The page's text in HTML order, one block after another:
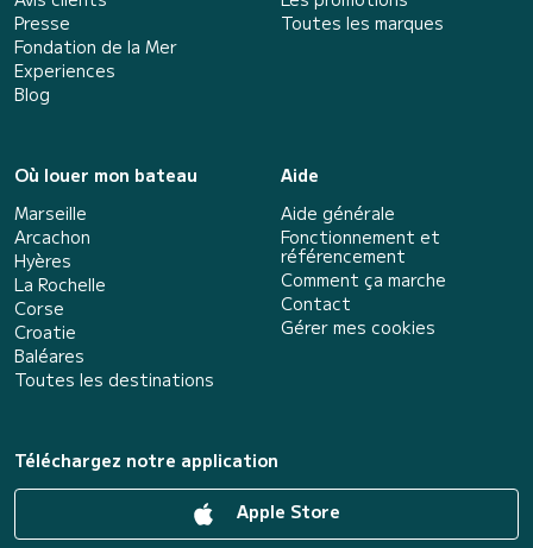
Presse
Fondation de la Mer
Experiences
Blog
Toutes les marques
Où louer mon bateau
Marseille
Arcachon
Hyères
La Rochelle
Corse
Croatie
Baléares
Toutes les destinations
Aide
Aide générale
Fonctionnement et
référencement
Comment ça marche
Contact
Gérer mes cookies
Téléchargez notre application
Apple Store